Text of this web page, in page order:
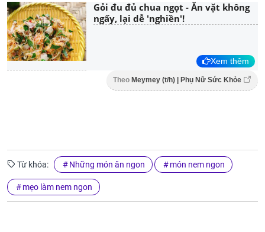
Gỏi đu đủ chua ngọt - Ăn vặt không
ngấy, lại dễ 'nghiền'!
Xem thêm
Theo Meymey (t/h) | Phụ Nữ Sức Khỏe
Từ khóa: Những món ăn ngon món nem ngon
mẹo làm nem ngon